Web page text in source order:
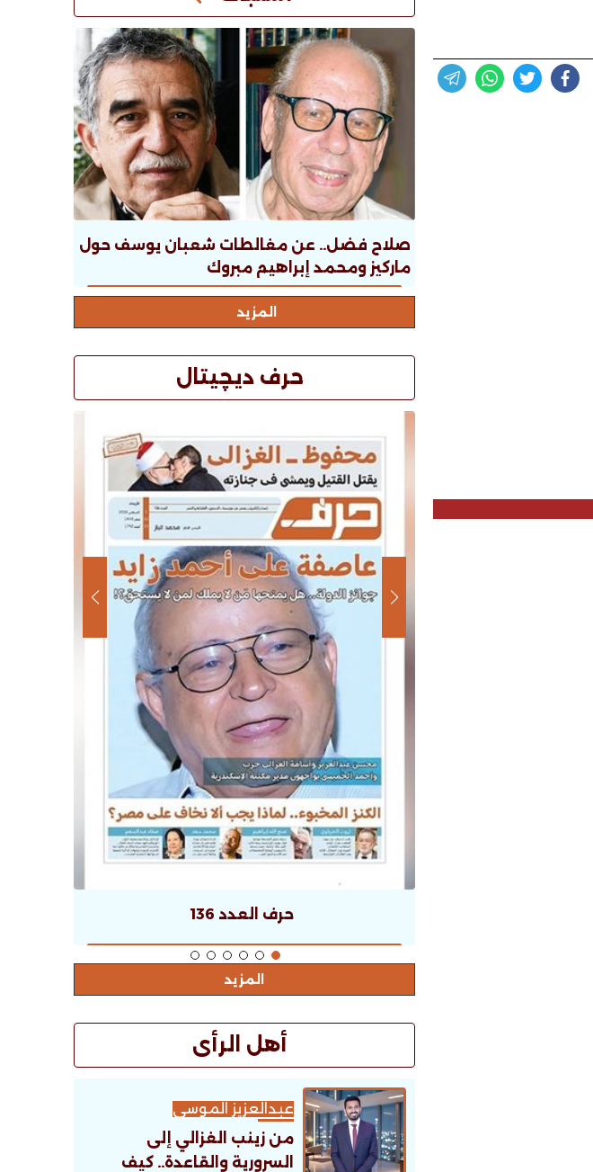
صلاح فضل.. عن مغالطات شعبان يوسف حول
ماركيز ومحمد إبراهيم مبروك
المزيد
حرف ديچيتال
حرف العدد 136
المزيد
أهل الرأى
عبدالعزيز الموسى
من زينب الغزالي إلى
السرورية والقاعدة.. كيف